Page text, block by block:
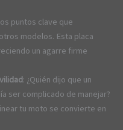
puntos clave que
modelos. Esta placa
un agarre firme
: ¿Quién dijo que un
ser complicado de manejar?
tu moto se convierte en